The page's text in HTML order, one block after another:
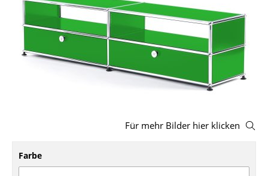
Hocker
Bänke & Liegen
Sitzsäcke
Bürodrehstühle
Für mehr Bilder hier klicken
Farbe